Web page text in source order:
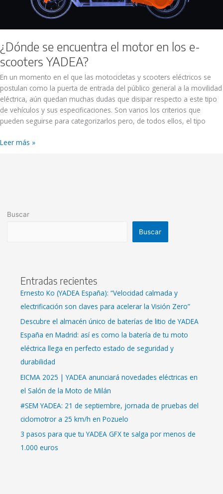
¿Dónde se encuentra el motor en los e-
scooters YADEA?
En un momento en el que las motocicletas y scooters eléctricos se
postulan como la puerta de entrada del público general a la movilidad
eléctrica, aún quedan muchas dudas que disipar respecto a este tipo
de vehículos y sus especificaciones. Son varios los criterios que
pueden seguirse para categorizarlos pero, de todos ellos, el tipo
Leer más »
Buscar
Buscar
Entradas recientes
Ernesto Ko (YADEA España): “Velocidad calmada y
electrificación son claves para acelerar la Visión Zero”
Descubre el almacén único de baterías de litio de YADEA
España en Madrid: así es como la batería de tu moto
eléctrica llega en perfecto estado de seguridad y
durabilidad
EICMA 2025 | YADEA anunciará novedades eléctricas en
el Salón de la Moto de Milán
#SEM YADEA: 21 de septiembre, jornada de pruebas del
ciclomotror a 25 km/h en Pozuelo
3 pasos para que tu YADEA GFX te salga por menos de
1.000 euros